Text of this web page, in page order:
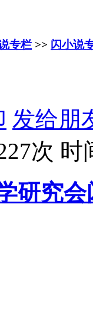
专栏 >> 闪小说
发给朋
次 时
研究会